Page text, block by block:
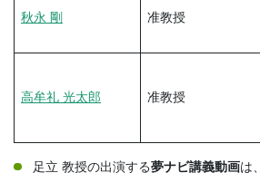
秋永 剛 准教授
高牟礼 光太郎 准教授
足立 教授の出演する夢ナビ講義動画は、